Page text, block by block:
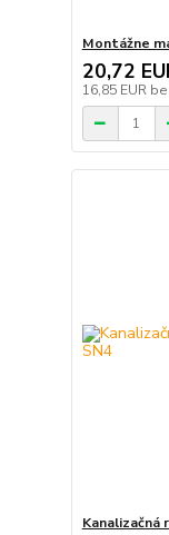
Montážne
20,72
16,85 EUR
Kanalizačná